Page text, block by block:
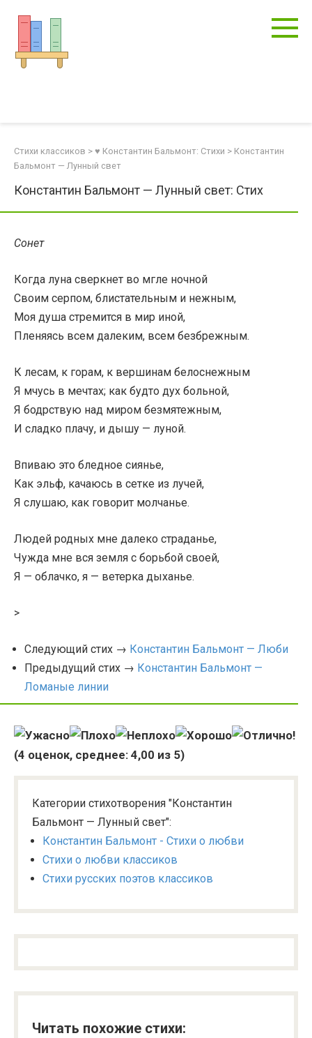
контенту
Стихи классиков > ♥ Константин Бальмонт: Стихи > Константин
Бальмонт — Лунный свет
Константин Бальмонт — Лунный свет: Стих
Сонет
Когда луна сверкнет во мгле ночной
Своим серпом, блистательным и нежным,
Моя душа стремится в мир иной,
Пленяясь всем далеким, всем безбрежным.
К лесам, к горам, к вершинам белоснежным
Я мчусь в мечтах; как будто дух больной,
Я бодрствую над миром безмятежным,
И сладко плачу, и дышу — луной.
Впиваю это бледное сиянье,
Как эльф, качаюсь в сетке из лучей,
Я слушаю, как говорит молчанье.
Людей родных мне далеко страданье,
Чужда мне вся земля с борьбой своей,
Я — облачко, я — ветерка дыханье.
>
Следующий стих → Константин Бальмонт — Люби
Предыдущий стих → Константин Бальмонт —
Ломаные линии
(4 оценок, среднее: 4,00 из 5)
Категории стихотворения "Константин
Бальмонт — Лунный свет":
Константин Бальмонт - Стихи о любви
Стихи о любви классиков
Стихи русских поэтов классиков
Читать похожие стихи: